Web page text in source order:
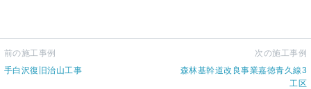
前の施工事例
手白沢復旧治山工事
次の施工事例
森林基幹道改良事業嘉徳青久線3
工区